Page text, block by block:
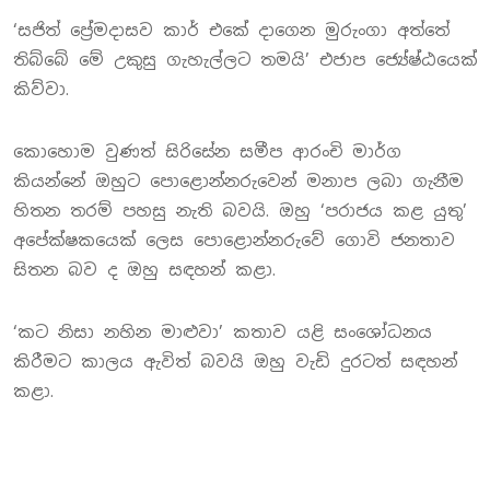
‘සජිත් පේ‍්‍රමදාසව කාර් එකේ දාගෙන මුරුංගා අත්තේ
තිබ්බේ මේ උකුසු ගැහැල්ලට තමයි’ එජාප ජ්‍යේෂ්ඨයෙක්
කිව්වා.
කොහොම වුණත් සිරිසේන සමීප ආරංචි මාර්ග
කියන්නේ ඔහුට පොළොන්නරුවෙන් මනාප ලබා ගැනීම
හිතන තරම් පහසු නැති බවයි. ඔහු ‘පරාජය කළ යුතු’
අපේක්ෂකයෙක් ලෙස පොළොන්නරුවේ ගොවි ජනතාව
සිතන බව ද ඔහු සඳහන් කළා.
‘කට නිසා නහින මාළුවා’ කතාව යළි සංශෝධනය
කිරීමට කාලය ඇවිත් බවයි ඔහු වැඩි දුරටත් සඳහන්
කළා.